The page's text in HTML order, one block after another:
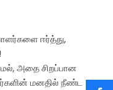
ஈர்த்து,
அதை சிறப்பான
மனதில் நீண்ட